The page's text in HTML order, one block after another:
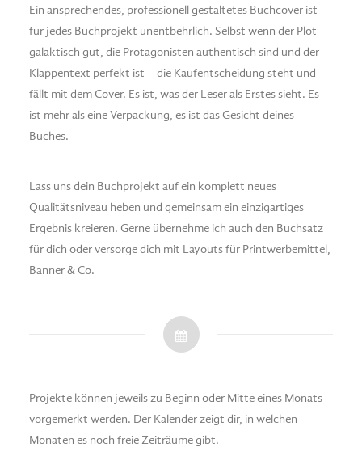
Ein ansprechendes, professionell gestaltetes Buchcover ist
für jedes Buchprojekt unentbehrlich. Selbst wenn der Plot
galaktisch gut, die Protagonisten authentisch sind und der
Klappentext perfekt ist – die Kaufentscheidung steht und
fällt mit dem Cover. Es ist, was der Leser als Erstes sieht. Es
ist mehr als eine Verpackung, es ist das Gesicht deines
Buches.
Lass uns dein Buchprojekt auf ein komplett neues
Qualitätsniveau heben und gemeinsam ein einzigartiges
Ergebnis kreieren. Gerne übernehme ich auch den Buchsatz
für dich oder versorge dich mit Layouts für Printwerbemittel,
Banner & Co.
Projekte können jeweils zu Beginn oder Mitteeines Monats
vorgemerkt werden. Der Kalender zeigt dir, in welchen
Monaten es noch freie Zeiträume gibt.